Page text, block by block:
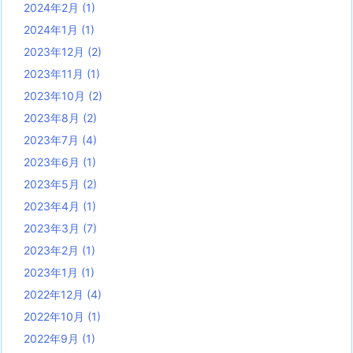
2024年2月 (1)
2024年1月 (1)
2023年12月 (2)
2023年11月 (1)
2023年10月 (2)
2023年8月 (2)
2023年7月 (4)
2023年6月 (1)
2023年5月 (2)
2023年4月 (1)
2023年3月 (7)
2023年2月 (1)
2023年1月 (1)
2022年12月 (4)
2022年10月 (1)
2022年9月 (1)